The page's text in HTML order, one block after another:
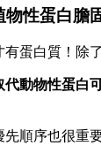
性蛋白膽
蛋白質！除
動物性蛋白
順序也很重